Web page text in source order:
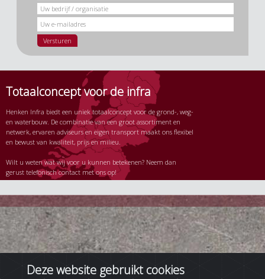
Totaalconcept voor de infra
Henken Infra biedt een uniek totaalconcept voor de grond-, weg-
en waterbouw. De combinatie van een groot assortiment en
netwerk, ervaren adviseurs en eigen transport maakt ons flexibel
en bewust van kwaliteit, prijs en milieu.
Wilt u weten wat wij voor u kunnen betekenen? Neem dan
gerust telefonisch contact met ons op!
Deze website gebruikt cookies